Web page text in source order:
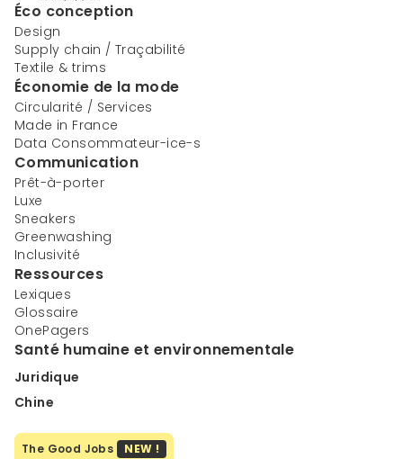
Éco conception
Design
Supply chain / Traçabilité
Textile & trims
Économie de la mode
Circularité / Services
Made in France
Data Consommateur-ice-s
Communication
Prêt-à-porter
Luxe
Sneakers
Greenwashing
Inclusivité
Ressources
Lexiques
Glossaire
OnePagers
Santé humaine et environnementale
Juridique
Chine
The Good Jobs NEW !